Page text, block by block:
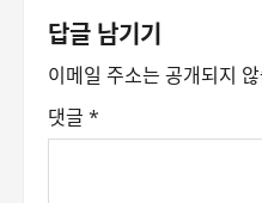
답글 남기기
이메일 주소는 공개되지
댓글 *